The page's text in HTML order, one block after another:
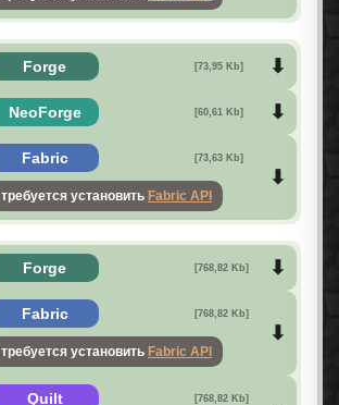
Forge [73,95 Kb]
NeoForge [60,61 Kb]
Fabric [73,63 Kb]
требуется установить Fabric API
Forge [768,82 Kb]
Fabric [768,82 Kb]
требуется установить Fabric API
Quilt [768,82 Kb]